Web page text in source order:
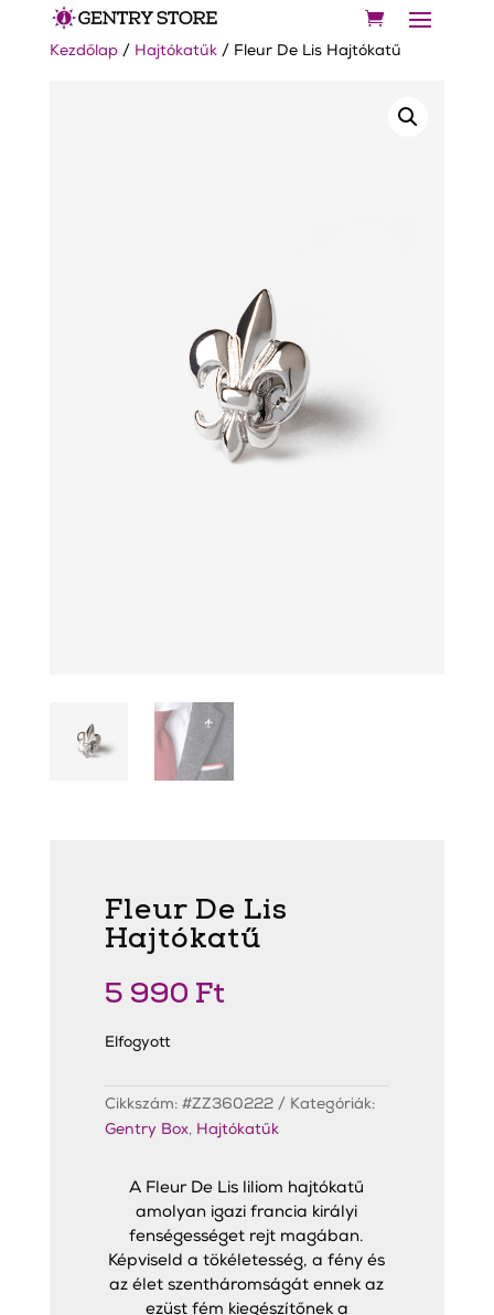
Kezdőlap/ Hajtókatűk/ Fleur De Lis Hajtókatű
Fleur De Lis
Hajtókatű
5 990 Ft
Elfogyott
Cikkszám: #ZZ360222
Kategóriák:
Gentry Box, Hajtókatűk
A Fleur De Lis liliom hajtókatű
amolyan igazi francia királyi
fenségességet rejt magában.
Képviseld a tökéletesség, a fény és
az élet szentháromságát ennek az
ezüst fém kiegészítőnek a